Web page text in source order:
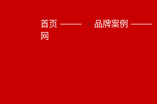
首页 > 品牌案例
网